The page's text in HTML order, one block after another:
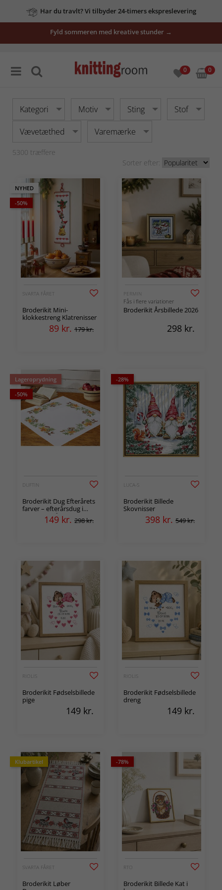
vores
tilbud
Fyld sommeren med kreative stunder →
0 0
Kategori Motiv Sting Stof
Vævetæthed Varemærke
5300 træffere
Sorter efter:
NYHED
-50%
SVARTA FÅRET
Broderikit Mini-
klokkestreng Klatrenisser
89 kr. 179 kr.
PERMIN
Fås i flere variationer
Broderikit Årsbillede 2026
298 kr.
Lageroprydning
-50%
DUFTIN
Broderikit Dug Efterårets
farver – efterårsdug i
korssting på aida
149 kr. 298 kr.
-28%
LUCA-S
Broderikit Billede
Skovnisser
398 kr. 549 kr.
RIOLIS
Broderikit Fødselsbillede
pige
149 kr.
RIOLIS
Broderikit Fødselsbillede
dreng
149 kr.
Klubartikel
SVARTA FÅRET
Broderikit Løber
-78%
RTO
Broderikit Billede Kat i